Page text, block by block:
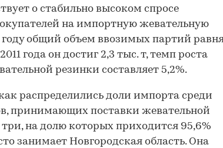
о стабильно высоком спросе
на импортную жевательную
году общий объем ввозимых партий
года он достиг 2,3 тыс. т, темп роста
резинки составляет 5,2%.
распределились доли импорта среди
принимающих поставки жевательной
на долю которых приходится 95,6%
занимает Новгородская область. Она